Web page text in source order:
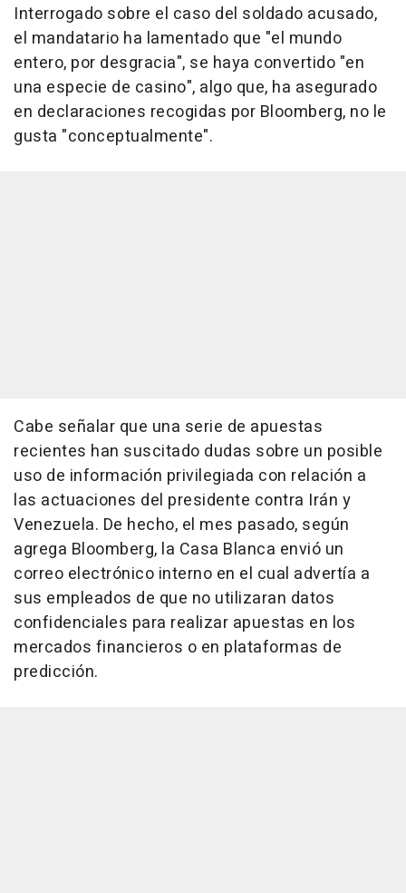
Interrogado sobre el caso del soldado acusado,
el mandatario ha lamentado que "el mundo
entero, por desgracia", se haya convertido "en
una especie de casino", algo que, ha asegurado
en declaraciones recogidas por Bloomberg, no le
gusta "conceptualmente".
Cabe señalar que una serie de apuestas
recientes han suscitado dudas sobre un posible
uso de información privilegiada con relación a
las actuaciones del presidente contra Irán y
Venezuela. De hecho, el mes pasado, según
agrega Bloomberg, la Casa Blanca envió un
correo electrónico interno en el cual advertía a
sus empleados de que no utilizaran datos
confidenciales para realizar apuestas en los
mercados financieros o en plataformas de
predicción.